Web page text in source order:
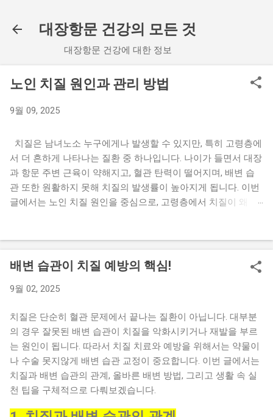
대장항문 건강의 모든 것
대장항문 건강에 대한 정보
노인 치질 원인과 관리 방법
9월 09, 2025
치질은 남녀노소 누구에게나 발생할 수 있지만, 특히 고령층에
서 더 흔하게 나타나는 질환 중 하나입니다. 나이가 들면서 대장
과 항문 주변 근육이 약해지고, 혈관 탄력이 떨어지며, 배변 습
관 또한 원활하지 못해 치질의 발생률이 높아지게 됩니다. 이번
글에서는 노인 치질 원인을 중심으로, 고령층에서 치질이 왜 흔
리하면 다음과 같습니다. 노인 치질 원인은 단순히 나이 때문만
이 아니라 생활 습관, 신체 변화, 동반 질환 등이 복합적으로 작
용합니다. (1) 혈관과 조직의 노화 나이가 들면 혈관의 탄력이
정맥에 압력이 가해졌을 때 회복력이 떨어지고, 혈관이 쉽게 부
풀어 올라 치질로 발전합니다. (2) 배변 기능 저하와 만성 변비
고령층은 장운동이 느려지고 수분 섭취가 부족해지면서 변비가
잦습니다. 변비가 반복되면 배변 시 과도한 힘을 주게 되고, 항
문 혈관이 팽창하여 치질이 발생하기 쉽습니다. 변비 자체가 대
표적인 노인 치질 원인으로 꼽힙니다. (3) 운동 부족과 좌식 생
활 은퇴 후 활동량이 줄고 앉아 있는 시간이 길어지는 것도 치질
배변 습관이 치질 예방의 핵심!
9월 02, 2025
치질은 단순히 혈관 문제에서 끝나는 질환이 아닙니다. 대부분
의 경우 잘못된 배변 습관이 치질을 악화시키거나 재발을 부르
는 원인이 됩니다. 따라서 치질 치료와 예방을 위해서는 약물이
나 수술 못지않게 배변 습관 교정이 중요합니다. 이번 글에서는
치질과 배변 습관의 관계, 올바른 배변 방법, 그리고 생활 속 실
천 팁을 구체적으로 다뤄보겠습니다.